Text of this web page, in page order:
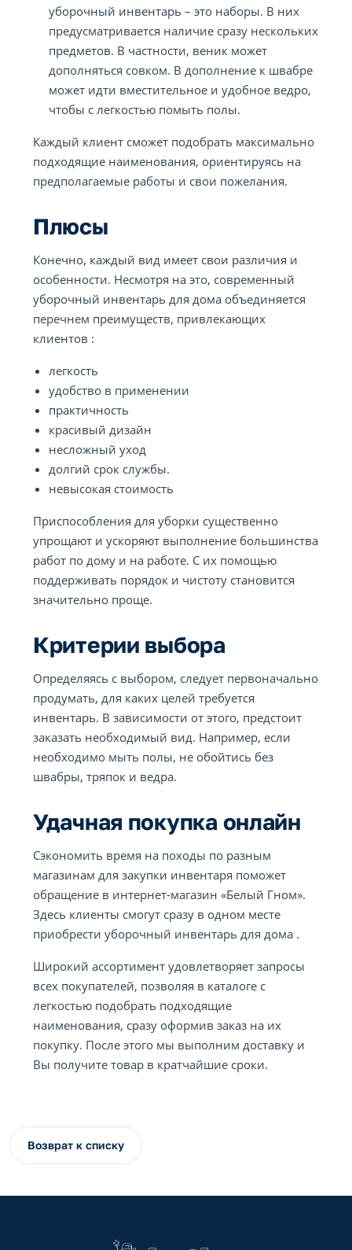
уборочный инвентарь – это наборы. В них
предусматривается наличие сразу нескольких
предметов. В частности, веник может
дополняться совком. В дополнение к швабре
может идти вместительное и удобное ведро,
чтобы с легкостью помыть полы.
Каждый клиент сможет подобрать максимально
подходящие наименования, ориентируясь на
предполагаемые работы и свои пожелания.
Плюсы
Конечно, каждый вид имеет свои различия и
особенности. Несмотря на это, современный
уборочный инвентарь для дома объединяется
перечнем преимуществ, привлекающих
клиентов :
легкость
удобство в применении
практичность
красивый дизайн
несложный уход
долгий срок службы.
невысокая стоимость
Приспособления для уборки существенно
упрощают и ускоряют выполнение большинства
работ по дому и на работе. С их помощью
поддерживать порядок и чистоту становится
значительно проще.
Критерии выбора
Определяясь с выбором, следует первоначально
продумать, для каких целей требуется
инвентарь. В зависимости от этого, предстоит
заказать необходимый вид. Например, если
необходимо мыть полы, не обойтись без
швабры, тряпок и ведра.
Удачная покупка онлайн
Сэкономить время на походы по разным
магазинам для закупки инвентаря поможет
обращение в интернет-магазин «Белый Гном».
Здесь клиенты смогут сразу в одном месте
приобрести уборочный инвентарь для дома .
Широкий ассортимент удовлетворяет запросы
всех покупателей, позволяя в каталоге с
легкостью подобрать подходящие
наименования, сразу оформив заказ на их
покупку. После этого мы выполним доставку и
Вы получите товар в кратчайшие сроки.
Возврат к списку